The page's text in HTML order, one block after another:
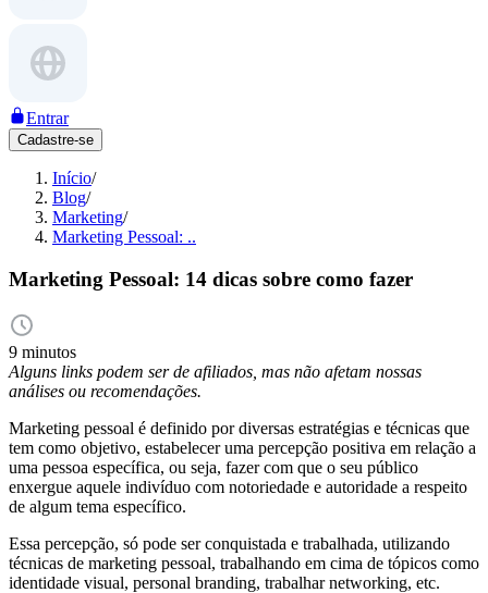
Entrar
Cadastre-se
Início/
Blog/
Marketing/
Marketing Pessoal: ..
Marketing Pessoal: 14 dicas sobre como fazer
9 minutos
Alguns links podem ser de afiliados, mas não afetam nossas
análises ou recomendações.
Marketing pessoal é definido por diversas estratégias e técnicas que
tem como objetivo, estabelecer uma percepção positiva em relação a
uma pessoa específica, ou seja, fazer com que o seu público
enxergue aquele indivíduo com notoriedade e autoridade a respeito
de algum tema específico.
Essa percepção, só pode ser conquistada e trabalhada, utilizando
técnicas de marketing pessoal, trabalhando em cima de tópicos como
identidade visual, personal branding, trabalhar networking, etc.